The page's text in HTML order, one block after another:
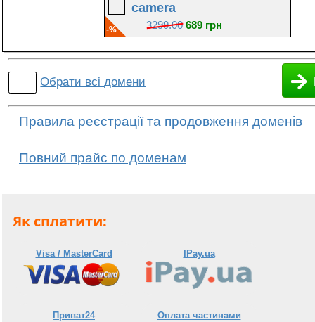
-%
camera
3299.00 689 грн
Обрати всідомени
Правила реєстрації та продовження доменів
Повний прайс по доменам
Як сплатити:
Visa / MasterCard IPay.ua
Приват24 Оплата частинами